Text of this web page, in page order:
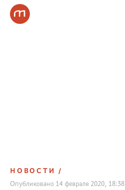
НОВОСТИ
Опубликовано 14 февраля 2020, 18:38